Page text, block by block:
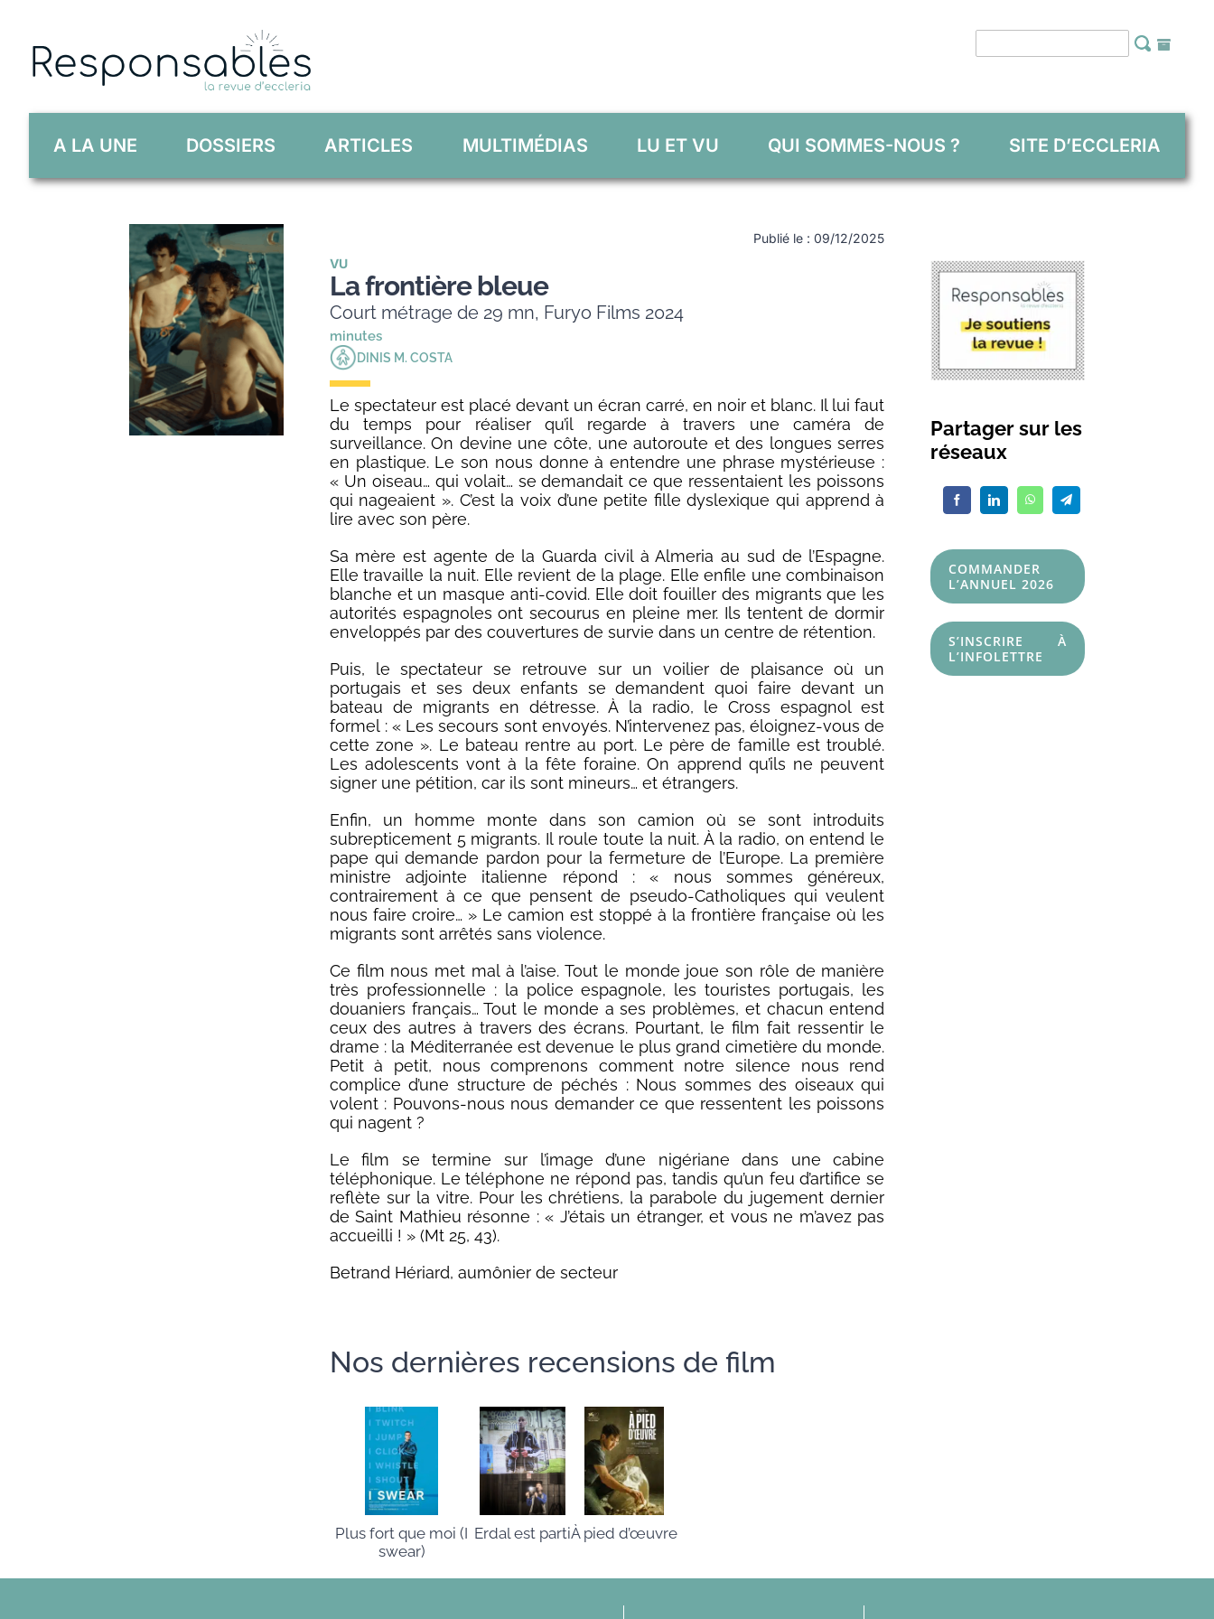
content
A LA UNE DOSSIERS ARTICLES MULTIMÉDIAS LU ET VU QUI SOMMES-NOUS ? SITE D’ECCLERIA
Publié le : 09/12/2025
VU
La frontière bleue
Court métrage de 29 mn, Furyo Films 2024
minutes
DINIS M. COSTA
Le spectateur est placé devant un écran carré, en noir et blanc. Il lui faut
du temps pour réaliser qu’il regarde à travers une caméra de
surveillance. On devine une côte, une autoroute et des longues serres
en plastique. Le son nous donne à entendre une phrase mystérieuse :
« Un oiseau… qui volait… se demandait ce que ressentaient les poissons
qui nageaient ». C’est la voix d’une petite fille dyslexique qui apprend à
lire avec son père.
Sa mère est agente de la Guarda civil à Almeria au sud de l’Espagne.
Elle travaille la nuit. Elle revient de la plage. Elle enfile une combinaison
blanche et un masque anti-covid. Elle doit fouiller des migrants que les
autorités espagnoles ont secourus en pleine mer. Ils tentent de dormir
enveloppés par des couvertures de survie dans un centre de rétention.
Puis, le spectateur se retrouve sur un voilier de plaisance où un
portugais et ses deux enfants se demandent quoi faire devant un
bateau de migrants en détresse. À la radio, le Cross espagnol est
formel : « Les secours sont envoyés. N’intervenez pas, éloignez-vous de
cette zone ». Le bateau rentre au port. Le père de famille est troublé.
Les adolescents vont à la fête foraine. On apprend qu’ils ne peuvent
signer une pétition, car ils sont mineurs… et étrangers.
Enfin, un homme monte dans son camion où se sont introduits
subrepticement 5 migrants. Il roule toute la nuit. À la radio, on entend le
pape qui demande pardon pour la fermeture de l’Europe. La première
ministre adjointe italienne répond : « nous sommes généreux,
contrairement à ce que pensent de pseudo-Catholiques qui veulent
nous faire croire… » Le camion est stoppé à la frontière française où les
migrants sont arrêtés sans violence.
Ce film nous met mal à l’aise. Tout le monde joue son rôle de manière
très professionnelle : la police espagnole, les touristes portugais, les
douaniers français… Tout le monde a ses problèmes, et chacun entend
ceux des autres à travers des écrans. Pourtant, le film fait ressentir le
drame : la Méditerranée est devenue le plus grand cimetière du monde.
Petit à petit, nous comprenons comment notre silence nous rend
complice d’une structure de péchés : Nous sommes des oiseaux qui
volent : Pouvons-nous nous demander ce que ressentent les poissons
qui nagent ?
Le film se termine sur l’image d’une nigériane dans une cabine
téléphonique. Le téléphone ne répond pas, tandis qu’un feu d’artifice se
reflète sur la vitre. Pour les chrétiens, la parabole du jugement dernier
de Saint Mathieu résonne : « J’étais un étranger, et vous ne m’avez pas
accueilli ! » (Mt 25, 43).
Betrand Hériard, aumônier de secteur
Nos dernières recensions de film
Plus fort que moi (I
swear)
Erdal est partiÀ pied d’œuvre
Partager sur les
réseaux
COMMANDER
L’ANNUEL 2026
S’INSCRIRE À
L’INFOLETTRE